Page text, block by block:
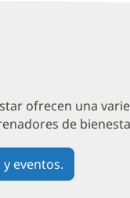
ofrecen una
de
eventos.